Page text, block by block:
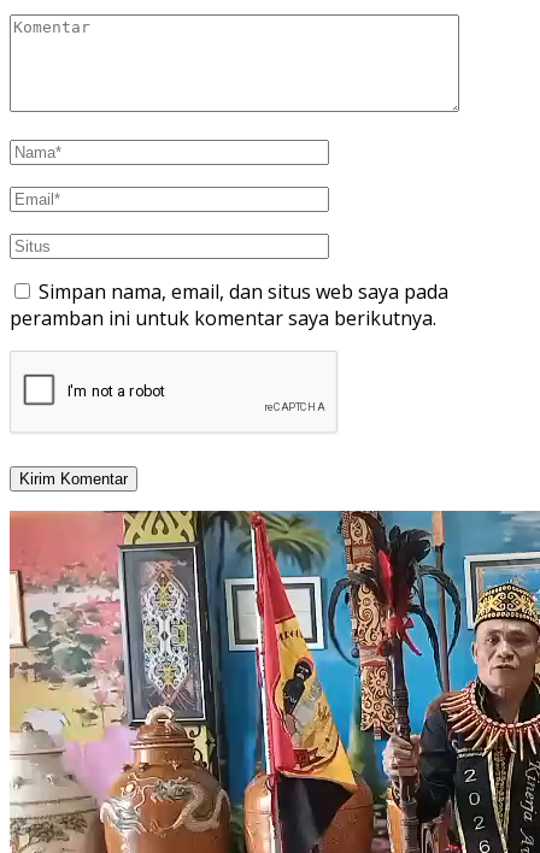
Simpan nama, email, dan situs web saya pada
peramban ini untuk komentar saya berikutnya.